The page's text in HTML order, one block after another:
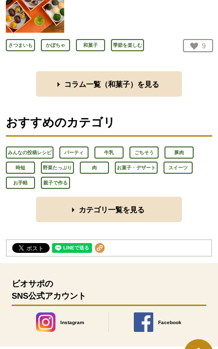
さつまいも かぼちゃ 和菓子 季節を楽しむ お気
9
人
コラム一覧（和菓子）を見る
おすすめのカテゴリ
みんなの投稿レシピ パーティ 牛乳 ごちそう 豚肉
時短 野菜たっぷり 肉 お菓子・デザート スイーツ
お手軽 親子で作る
カテゴリ一覧を見る
ビオサポの
SNS公式アカウント
Instagram
別のウィンドウで開きます。
Facebook
別のウィンドウで開きます